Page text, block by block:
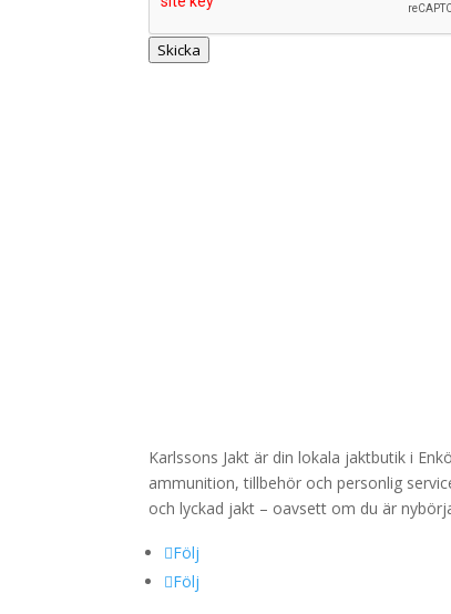
o
s
Skicka
Karlssons Jakt är din lokala jaktbutik i
ammunition, tillbehör och personlig
och lyckad jakt – oavsett om du är
Följ
Följ